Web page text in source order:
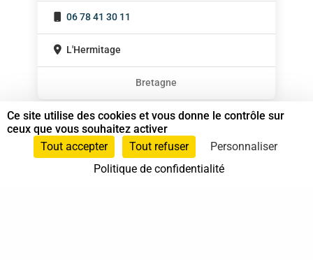
06 78 41 30 11
L'Hermitage
Bretagne
Ce site utilise des cookies et vous donne le contrôle sur
ceux que vous souhaitez activer
Tout accepter
Tout refuser
Personnaliser
Politique de confidentialité